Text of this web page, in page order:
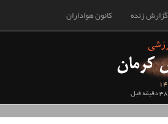
کانون هواداران گزارش زنده